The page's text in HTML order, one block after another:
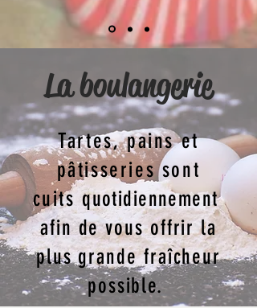
La boulangerie
Tartes, pains et
pâtisseries sont
cuitsquotidiennement
afin de vous offrir la
plus grande fraîcheur
possible.